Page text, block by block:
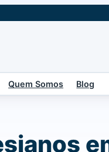
Quem Somos Blog